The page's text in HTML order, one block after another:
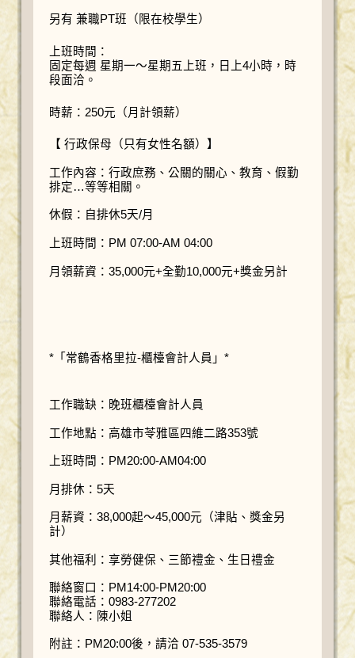
另有 兼職PT班（限在校學生）
上班時間：
固定每週 星期一～星期五上班，日上4小時，時
段面洽。
時薪：250元（月計領薪）
【 行政保母（只有女性名額）】
工作內容：行政庶務、公關的關心、教育、假勤
排定…等等相關。
休假：自排休5天/月
上班時間：PM 07:00-AM 04:00
月領薪資：35,000元+全勤10,000元+獎金另計
*「常鶴香格里拉-櫃檯會計人員」*
工作職缺：晚班櫃檯會計人員
工作地點：高雄市苓雅區四維二路353號
上班時間：PM20:00-AM04:00
月排休：5天
月薪資：38,000起～45,000元（津貼、獎金另
計）
其他福利：享勞健保、三節禮金、生日禮金
聯絡窗口：PM14:00-PM20:00
聯絡電話：0983-277202
聯絡人：陳小姐
附註：PM20:00後，請洽 07-535-3579